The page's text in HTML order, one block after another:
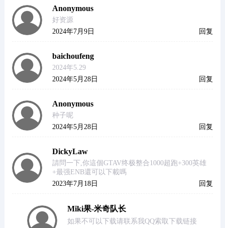
Anonymous
好资源
2024年7月9日
回复
baichoufeng
2024年5.29
2024年5月28日
回复
Anonymous
种子呢
2024年5月28日
回复
DickyLaw
請問一下,你這個GTAV终极整合1000超跑+300英雄
+最强ENB還可以下載嗎
2023年7月18日
回复
Miki果-米奇队长
如果不可以下载请联系我QQ索取下载链接